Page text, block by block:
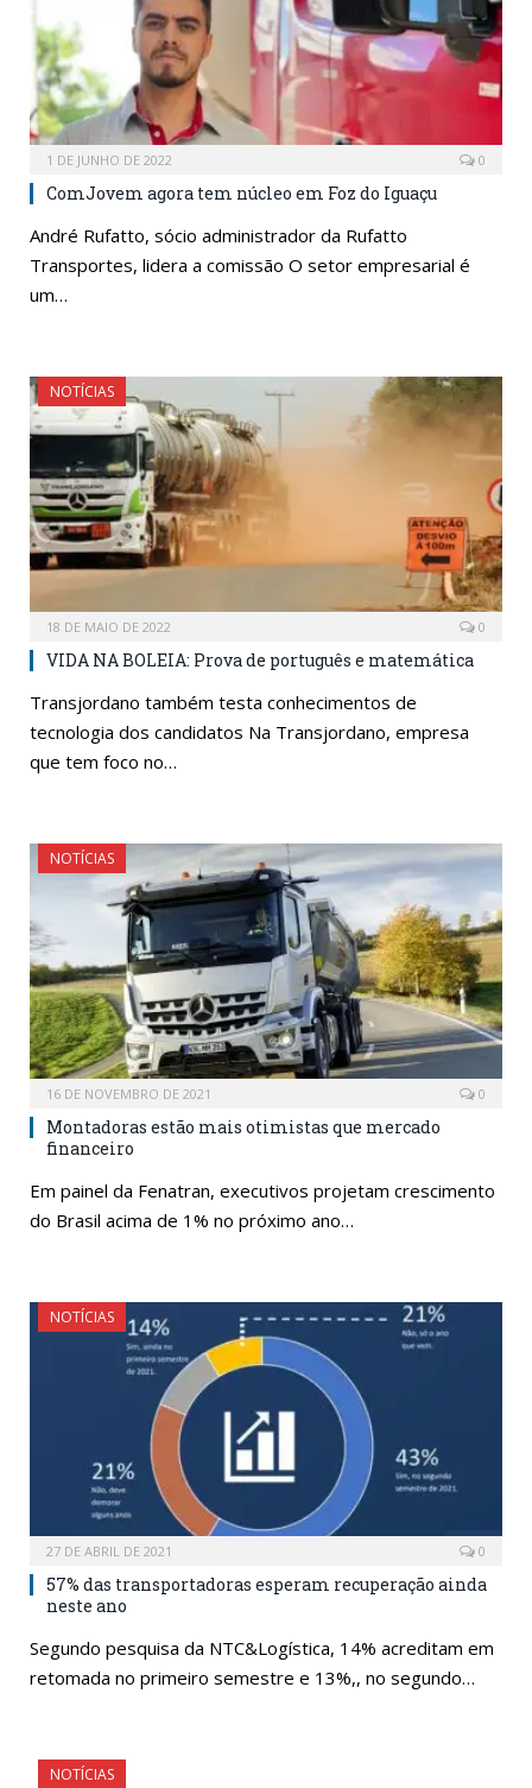
1 DE JUNHO DE 2022 0
ComJovem agora tem núcleo em Foz do Iguaçu
André Rufatto, sócio administrador da Rufatto
Transportes, lidera a comissão O setor empresarial é
um…
NOTÍCIAS
18 DE MAIO DE 2022 0
VIDA NA BOLEIA: Prova de português e matemática
Transjordano também testa conhecimentos de
tecnologia dos candidatos Na Transjordano, empresa
que tem foco no…
NOTÍCIAS
16 DE NOVEMBRO DE 2021 0
Montadoras estão mais otimistas que mercado
financeiro
Em painel da Fenatran, executivos projetam crescimento
do Brasil acima de 1% no próximo ano…
NOTÍCIAS
27 DE ABRIL DE 2021 0
57% das transportadoras esperam recuperação ainda
neste ano
Segundo pesquisa da NTC&Logística, 14% acreditam em
retomada no primeiro semestre e 13%,, no segundo…
NOTÍCIAS